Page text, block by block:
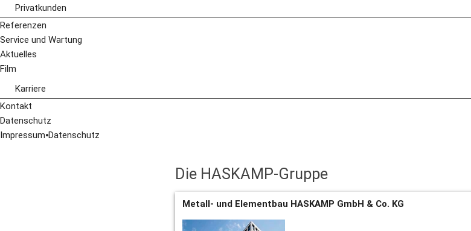
Pfosten-Riegel-Fassaden
Eingangsanlagen
Lochfenster und Fensterbänder
Fenster in der Fassade
Hinterlüftete Fassade
Fenster
Hinterlüftete Fassaden
Eingangsanlagen
Lochfenster und Fensterbänder
Pfosten-Riegel-Fassaden
Privatkunden
Übersicht
Wintergärten
Fenster
Türen
Terrassendächer
Referenzen
Service und Wartung
Aktuelles
Film
Karriere
Stellenangebote
Ausbildung
Kontakt
Datenschutz
Impressum⦁Datenschutz
Die HASKAMP-Gruppe
Metall- und Elementbau HASKAMP GmbH & Co. KG